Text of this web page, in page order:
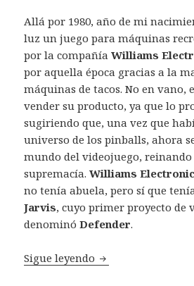
Allá por 1980, año de mi
luz un juego para máquinas
por la compañíaWilliams
por aquella época gracias a la
máquinas de tacos. No en vano,
vender su producto, ya que lo
sugiriendo que, una vez que
universo de los pinballs, ahora
mundo del videojuego,
supremacía.Williams
no tenía abuela, pero sí que
Jarvis, cuyo primer proyecto de
denominóDefender.
Sigue leyendo Defender